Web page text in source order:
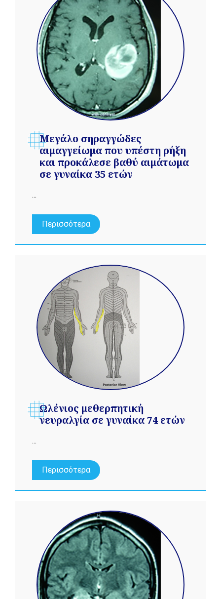
Μεγάλο σηραγγώδες
αιμαγγείωμα που υπέστη ρήξη
και προκάλεσε βαθύ αιμάτωμα
σε γυναίκα 35 ετών
...
Περισσότερα
Ωλένιος μεθερπητική
νευραλγία σε γυναίκα 74 ετών
...
Περισσότερα